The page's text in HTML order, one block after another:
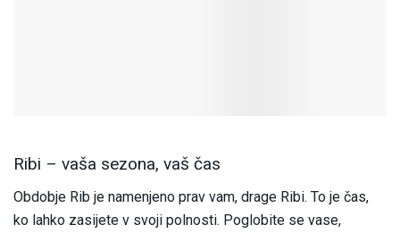
Ribi – vaša sezona, vaš čas
Obdobje Rib je namenjeno prav vam, drage Ribi. To je čas,
ko lahko zasijete v svoji polnosti. Poglobite se vase,